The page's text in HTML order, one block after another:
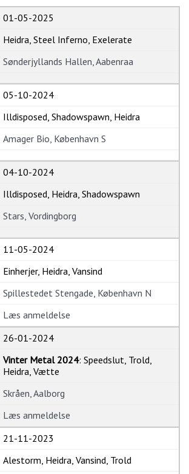
01-05-2025
Heidra, Steel Inferno, Exelerate
Sønderjyllands Hallen, Aabenraa
05-10-2024
Illdisposed, Shadowspawn, Heidra
Amager Bio, København S
04-10-2024
Illdisposed, Heidra, Shadowspawn
Stars, Vordingborg
11-05-2024
Einherjer, Heidra, Vansind
Spillestedet Stengade, København N
Læs anmeldelse
26-01-2024
Vinter Metal 2024: Speedslut, Trold,
Heidra, Vætte
Skråen, Aalborg
Læs anmeldelse
21-11-2023
Alestorm, Heidra, Vansind, Trold